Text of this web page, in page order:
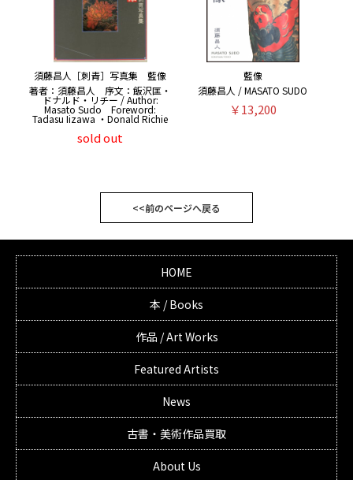
須藤昌人［刺青］写真集 藍像
著者：須藤昌人 序文：飯沢匡・
ドナルド・リチー / Author:
Masato Sudo Foreword:
Tadasu Iizawa ・Donald Richie
sold out
藍像
須藤昌人 / MASATO SUDO
￥13,200
<<前のページへ戻る
HOME
本 / Books
作品 / Art Works
Featured Artists
News
古書・美術作品買取
About Us